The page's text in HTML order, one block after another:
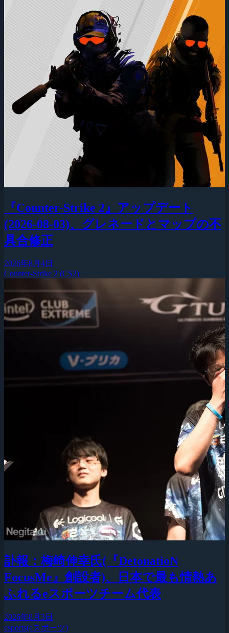
『Counter-Strike 2』アップデート
(2026-08-03)、グレネードとマップの不
具合修正
2026年8月4日
Counter-Strike 2 (CS2)
訃報：梅崎伸幸氏(『DetonatioN
FocusMe』創設者)、日本で最も情熱あ
ふれるeスポーツチーム代表
2026年8月3日
esports(eスポーツ)